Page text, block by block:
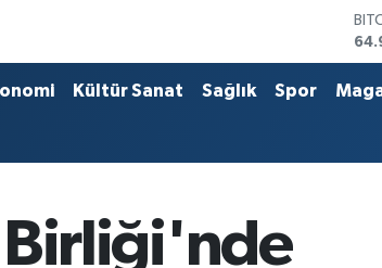
Kültür Sanat Sağlık Spor
Birliği'nde